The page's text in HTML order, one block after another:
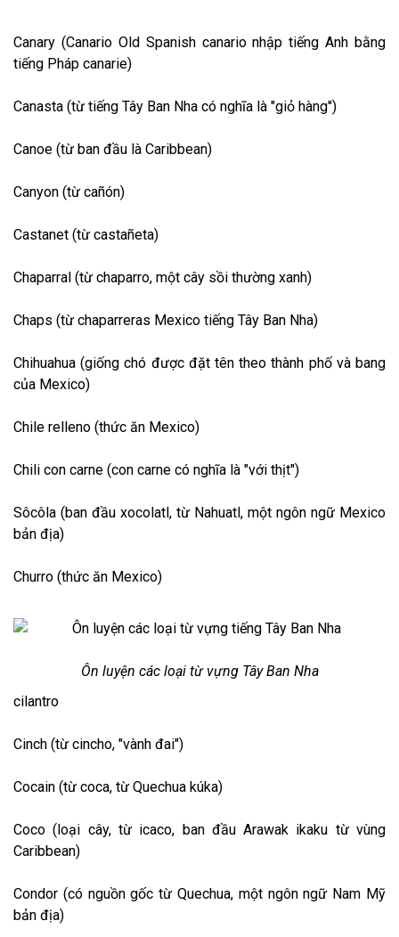
Canary (Canario Old Spanish canario nhập tiếng Anh bằng
tiếng Pháp canarie)
Canasta (từ tiếng Tây Ban Nha có nghĩa là "giỏ hàng")
Canoe (từ ban đầu là Caribbean)
Canyon (từ cañón)
Castanet (từ castañeta)
Chaparral (từ chaparro, một cây sồi thường xanh)
Chaps (từ chaparreras Mexico tiếng Tây Ban Nha)
Chihuahua (giống chó được đặt tên theo thành phố và bang
của Mexico)
Chile relleno (thức ăn Mexico)
Chili con carne (con carne có nghĩa là "với thịt")
Sôcôla (ban đầu xocolatl, từ Nahuatl, một ngôn ngữ Mexico
bản địa)
Churro (thức ăn Mexico)
Ôn luyện các loại từ vựng Tây Ban Nha
cilantro
Cinch (từ cincho, "vành đai")
Cocain (từ coca, từ Quechua kúka)
Coco (loại cây, từ icaco, ban đầu Arawak ikaku từ vùng
Caribbean)
Condor (có nguồn gốc từ Quechua, một ngôn ngữ Nam Mỹ
bản địa)